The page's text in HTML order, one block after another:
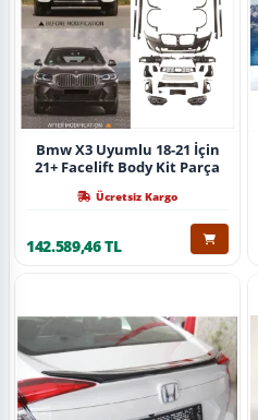
Bmw X3 Uyumlu 18-21 İçin
21+ Facelift Body Kit Parça
Ücretsiz Kargo
142.589,46 TL